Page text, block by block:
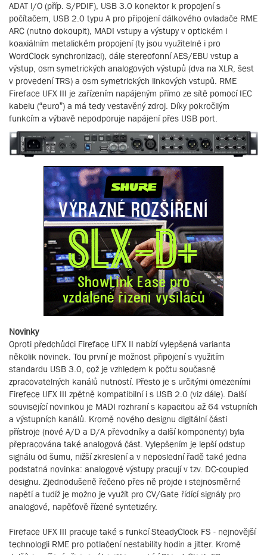
ADAT I/O (příp. S/PDIF), USB 3.0 konektor k propojení s
počítačem, USB 2.0 typu A pro připojení dálkového ovladače RME
ARC (nutno dokoupit), MADI vstupy a výstupy v optickém i
koaxiálním metalickém propojení (ty jsou využitelné i pro
WordClock synchronizaci), dále stereofonní AES/EBU vstup a
výstup, osm symetrických analogových výstupů (dva na XLR, šest
v provedení TRS) a osm symetrických linkových vstupů. RME
Fireface UFX III je zařízením napájeným přímo ze sítě pomocí IEC
kabelu (“euro”) a má tedy vestavěný zdroj. Díky pokročilým
funkcím a výbavě nepodporuje napájení přes USB port.
Novinky
Oproti předchůdci Fireface UFX II nabízí vylepšená varianta
několik novinek. Tou první je možnost připojení s využitím
standardu USB 3.0, což je vzhledem k počtu současně
zpracovatelných kanálů nutností. Přesto je s určitými omezeními
Firefece UFX III zpětně kompatibilní i s USB 2.0 (viz dále). Další
související novinkou je MADI rozhraní s kapacitou až 64 vstupních
a výstupních kanálů. Kromě nového designu digitální části
přístroje (nové A/D a D/A převodníky a další komponenty) byla
přepracována také analogová část. Vylepšením je lepší odstup
signálu od šumu, nižší zkreslení a v neposlední řadě také jedna
podstatná novinka: analogové výstupy pracují v tzv. DC-coupled
designu. Zjednodušeně řečeno přes ně projde i stejnosměrné
napětí a tudíž je možno je využít pro CV/Gate řídící signály pro
analogové, napěťově řízené syntetizéry.
Fireface UFX III pracuje také s funkcí SteadyClock FS - nejnovější
technologii RME pro potlačení nestability hodin a jitter. Kromě